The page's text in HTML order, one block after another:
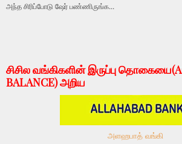
அந்த சிரிப்போடு ஷேர் பண்ணிருங்க...
சிசில வங்கிகளின் இருப்பு
BALANCE) அறிய
அளஹபாத் வங்கி